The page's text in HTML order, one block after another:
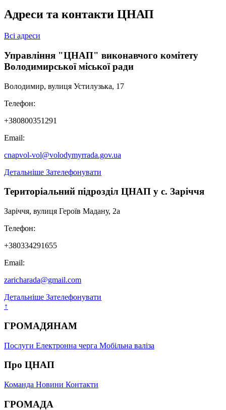
Адреси та контакти ЦНАП
Всі адреси
Управління "ЦНАП" виконавчого комітету
Володимирської міської ради
Володимир, вулиця Устилузька, 17
Телефон:
+380800351291
Email:
cnapvol-vol@volodymyrrada.gov.ua
Детальніше Зателефонувати
Територіальний підрозділ ЦНАП у с. Заріччя
Заріччя, вулиця Героїв Мадану, 2а
Телефон:
+380334291655
Email:
zaricharada@gmail.com
Детальніше Зателефонувати
↑
ГРОМАДЯНАМ
Послуги Електронна черга Мобільна валіза
Про ЦНАП
Команда Новини Контакти
ГРОМАДА